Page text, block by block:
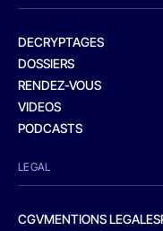
DECRYPTAGES
DOSSIERS
RENDEZ-VOUS
VIDEOS
PODCASTS
LEGAL
CGVMENTIONS LEGALES